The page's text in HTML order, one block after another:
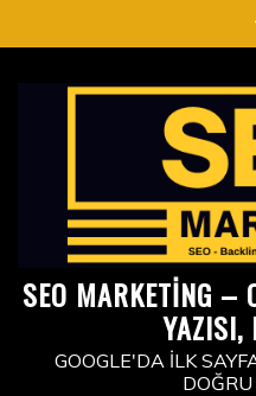
to
SEO MARKETING –
YAZISI,
GOOGLE'DA İLK